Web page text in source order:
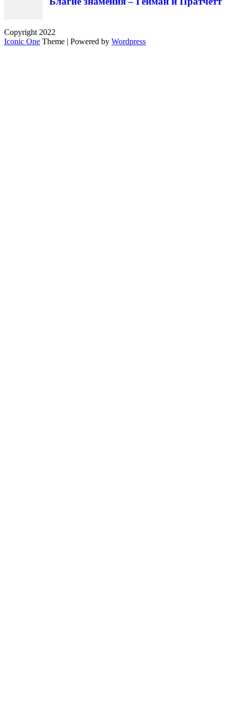
Copyright 2022
Iconic One Theme | Powered by Wordpress